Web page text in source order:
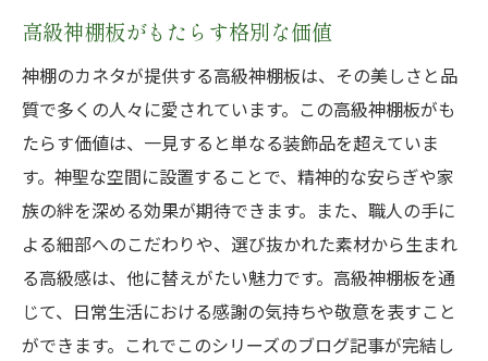
高級神棚板がもたらす格別な価値
神棚のカネタが提供する高級神棚板は、その美しさと品
質で多くの人々に愛されています。この高級神棚板がも
たらす価値は、一見すると単なる装飾品を超えていま
す。神聖な空間に設置することで、精神的な安らぎや家
族の絆を深める効果が期待できます。また、職人の手に
よる細部へのこだわりや、選び抜かれた素材から生まれ
る高級感は、他に替えがたい魅力です。高級神棚板を通
じて、日常生活における感謝の気持ちや敬意を表すこと
ができます。これでこのシリーズのブログ記事が完結し